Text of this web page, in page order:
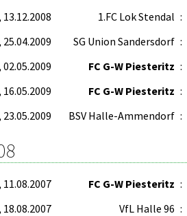
13.12.2008 1.FC Lok Stendal :
25.04.2009 SG Union Sandersdorf :
02.05.2009 FC G-W Piesteritz :
16.05.2009 FC G-W Piesteritz :
23.05.2009 BSV Halle-Ammendorf :
11.08.2007 FC G-W Piesteritz :
18.08.2007 VfL Halle 96 :